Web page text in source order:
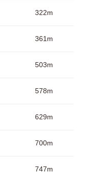
322m
361m
503m
578m
629m
700m
747m